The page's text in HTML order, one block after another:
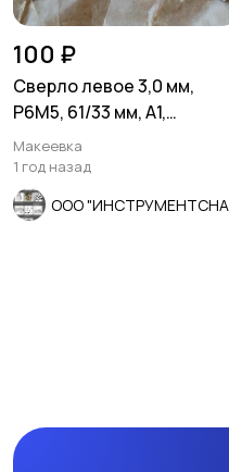
100 ₽
Сверло левое 3,0 мм,
Р6М5, 61/33 мм, А1,
шлифованное, ГОСТ
10902-77.
Макеевка
1 год назад